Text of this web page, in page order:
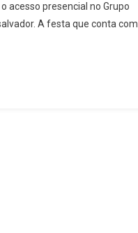
acesso presencial no Grupo
A festa que conta com